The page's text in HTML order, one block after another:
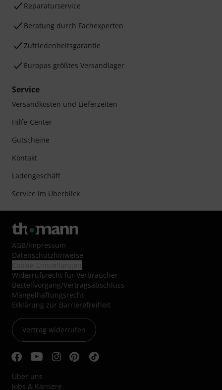
Reparaturservice
Beratung durch Fachexperten
Zufriedenheitsgarantie
Europas größtes Versandlager
Service
Versandkosten und Lieferzeiten
Hilfe-Center
Gutscheine
Kontakt
Ladengeschäft
Service im Überblick
AGB/Impressum
Datenschutzhinweise
Widerrufsrecht für Verbraucher
Bestellvorgang/Vertragsabschluss
Mängelhaftungsrecht
Erklärung zur Barrierefreiheit
Vertrag widerrufen
Über uns
Jobs & Karriere